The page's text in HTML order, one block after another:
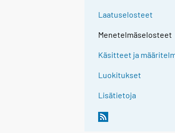
Laatuselosteet
Menetelmäselosteet
Käsitteet ja
Luokitukset
Lisätietoja